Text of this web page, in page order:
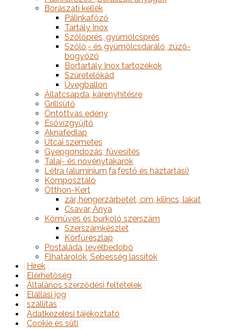
Borászati kellék
Pálinkafőző
Tartály Inox
Szőlőprés, gyümölcsprés
Szőlő,- és gyümölcsdaráló, zúzó-
bogyózó
Bortartály Inox tartozékok
Szüretelőkád
Üvegballon
Állatcsapda, kárenyhítésre
Grillsütő
Öntöttvas edény
Esővízgyűjtő
Aknafedlap
Utcai szemetes
Gyepgondozás, füvesítés
Talaj- és növénytakarók
Létra (alumínium,fa,festő és háztartási)
Komposztáló
Otthon-Kert
zár, hengerzárbetét, cím, kilincs, lakat
Csavar, Anya
Kőműves és burkoló szerszám
Szerszámkészlet
Körfűrészlap
Postaláda, levélbedobó
Elhatárolók, Sebesség lassítók
Hírek
Elérhetőség
Általános szerződési feltételek
Elállási jog
szállítás
Adatkezelési tájékoztató
Cookie és süti